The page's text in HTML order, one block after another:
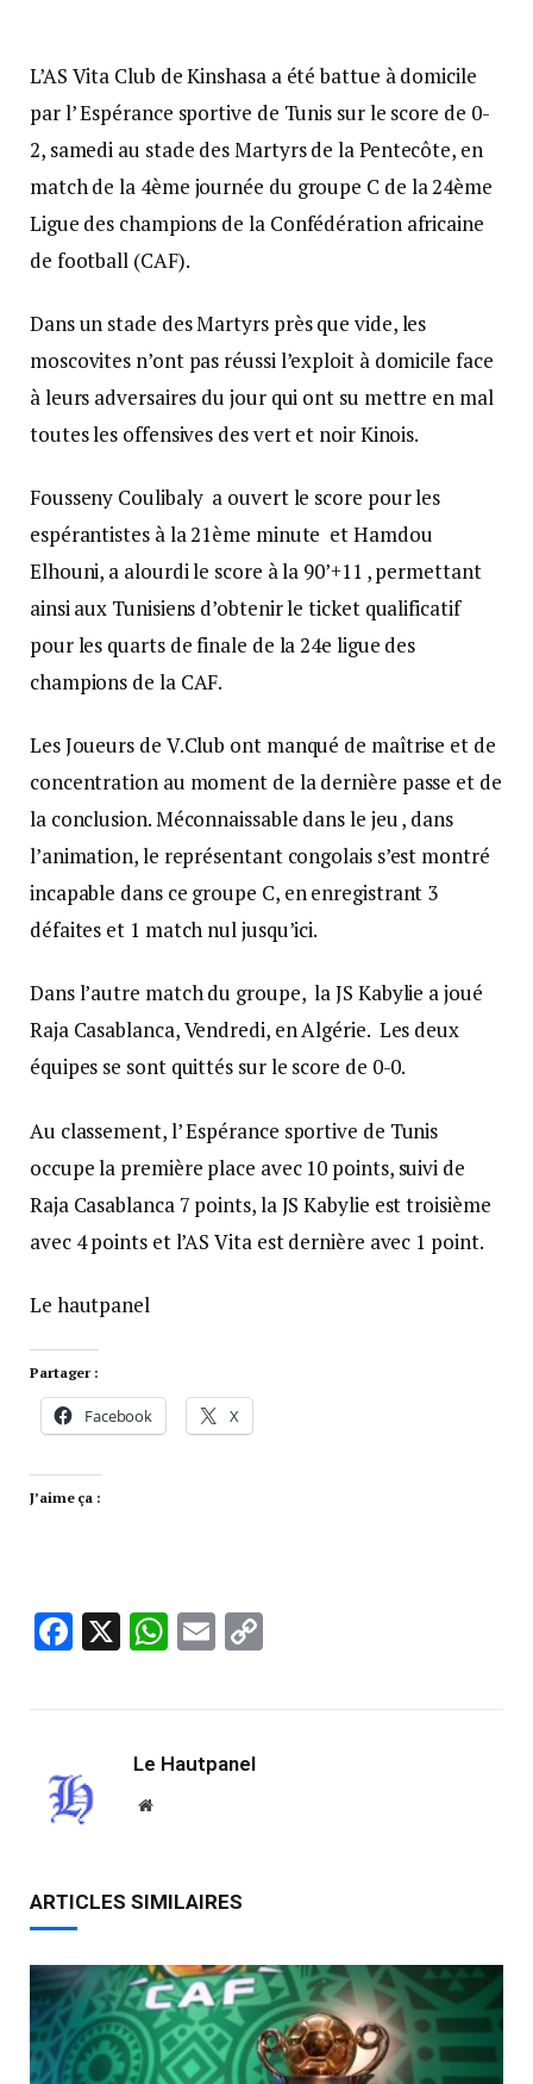
L’AS Vita Club de Kinshasa a été battue à domicile
par l’ Espérance sportive de Tunis sur le score de 0-
2, samedi au stade des Martyrs de la Pentecôte, en
match de la 4ème journée du groupe C de la 24ème
Ligue des champions de la Confédération africaine
de football (CAF).
Dans un stade des Martyrs près que vide, les
moscovites n’ont pas réussi l’exploit à domicile face
à leurs adversaires du jour qui ont su mettre en mal
toutes les offensives des vert et noir Kinois.
Fousseny Coulibaly a ouvert le score pour les
espérantistes à la 21ème minute et Hamdou
Elhouni, a alourdi le score à la 90’+11 , permettant
ainsi aux Tunisiens d’obtenir le ticket qualificatif
pour les quarts de finale de la 24e ligue des
champions de la CAF.
Les Joueurs de V.Club ont manqué de maîtrise et de
concentration au moment de la dernière passe et de
la conclusion. Méconnaissable dans le jeu , dans
l’animation, le représentant congolais s’est montré
incapable dans ce groupe C, en enregistrant 3
défaites et 1 match nul jusqu’ici.
Dans l’autre match du groupe, la JS Kabylie a joué
Raja Casablanca, Vendredi, en Algérie. Les deux
équipes se sont quittés sur le score de 0-0.
Au classement, l’ Espérance sportive de Tunis
occupe la première place avec 10 points, suivi de
Raja Casablanca 7 points, la JS Kabylie est troisième
avec 4 points et l’AS Vita est dernière avec 1 point.
Le hautpanel
Partager :
Facebook X
J’aime ça :
Facebook
X WhatsApp
Email
Le Hautpanel
Website
ARTICLES SIMILAIRES